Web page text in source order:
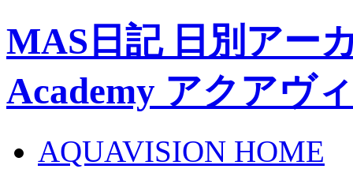
MAS日記 日別アー
Academy アクアヴ
AQUAVISION HOME